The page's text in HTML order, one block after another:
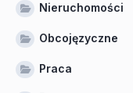
Nieruchomości
Obcojęzyczne
Praca